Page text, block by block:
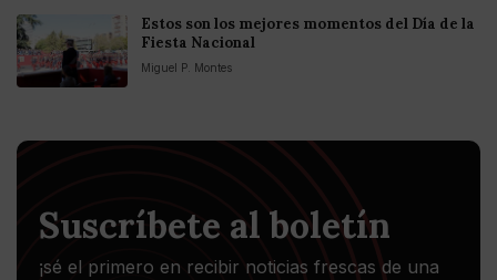
Estos son los mejores momentos del Día de la
Fiesta Nacional
Miguel P. Montes
Suscríbete al boletín
¡sé el primero en recibir noticias frescas de una